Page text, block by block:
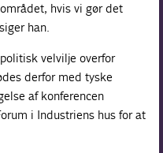
hvis vi gør det
han.
velvilje overfor
derfor med tyske
af konferencen
i Industriens hus for at